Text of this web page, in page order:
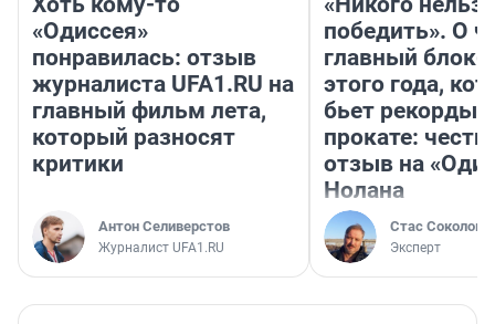
«Одиссея»
понравилась: отзыв
журналиста UFA1.RU на
главный фильм лета,
который разносят
критики
Антон Селиверстов
Журналист UFA1.RU
победить». О
главный
этого года,
бьет рекорды в
прокате:
отзыв на
Нолана
Стас Соколов
Эксперт